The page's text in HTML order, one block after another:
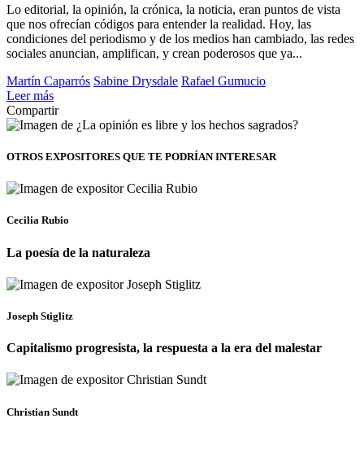
Lo editorial, la opinión, la crónica, la noticia, eran puntos de vista
que nos ofrecían códigos para entender la realidad. Hoy, las
condiciones del periodismo y de los medios han cambiado, las redes
sociales anuncian, amplifican, y crean poderosos que ya...
Martín Caparrós Sabine Drysdale Rafael Gumucio
Leer más
Compartir
OTROS EXPOSITORES QUE TE PODRÍAN INTERESAR
Cecilia Rubio
La poesía de la naturaleza
Joseph Stiglitz
Capitalismo progresista, la respuesta a la era del malestar
Christian Sundt